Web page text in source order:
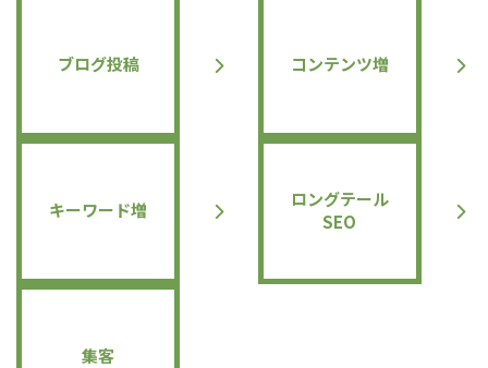
ブログ投稿 コンテンツ増
キーワード増
ロングテール
SEO
集客